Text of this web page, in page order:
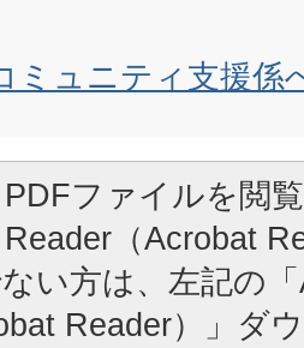
ミュニティ支援係
PDFファイルを閲
Reader（Acrobat
い方は、左記の
Reader）」ダ